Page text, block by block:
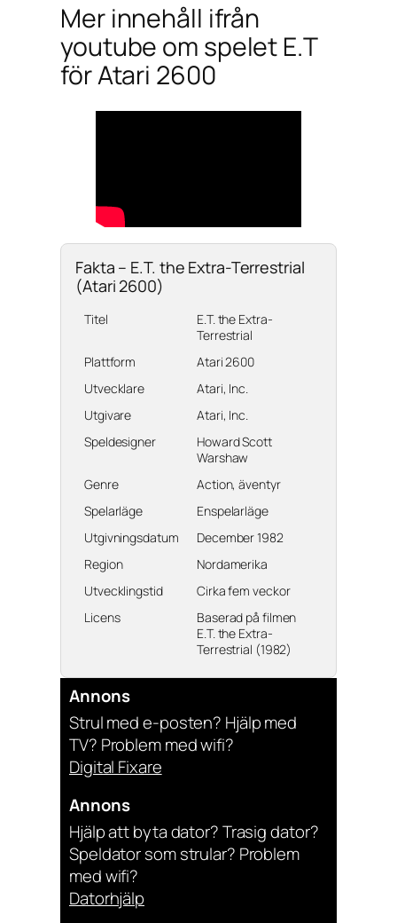
Mer innehåll ifrån
youtube om spelet E.T
för Atari 2600
Fakta – E.T. the Extra-Terrestrial
(Atari 2600)
Titel
E.T. the Extra-
Terrestrial
Plattform
Atari 2600
Utvecklare
Atari, Inc.
Utgivare
Atari, Inc.
Speldesigner
Howard Scott
Warshaw
Genre
Action, äventyr
Spelarläge
Enspelarläge
Utgivningsdatum
December 1982
Region
Nordamerika
Utvecklingstid
Cirka fem veckor
Licens
Baserad på filmen
E.T. the Extra-
Terrestrial (1982)
Annons
Strul med e-posten? Hjälp med
TV? Problem med wifi?
Digital Fixare
Annons
Hjälp att byta dator? Trasig dator?
Speldator som strular? Problem
med wifi?
Datorhjälp